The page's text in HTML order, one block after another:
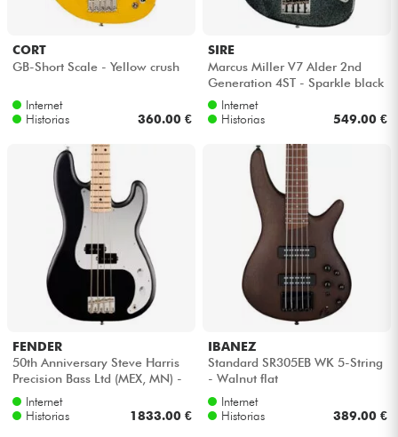
Violines y cuarteto
Niños
HiFi
Bundle
Ver nuestras marcas
CORT
GB-Short Scale - Yellow crush
Internet
Historias
360.00 €
SIRE
Marcus Miller V7 Alder 2nd
Generation 4ST - Sparkle black
Internet
Historias
549.00 €
FENDER
50th Anniversary Steve Harris
Precision Bass Ltd (MEX, MN) -
Satin black
Internet
Historias
1833.00 €
IBANEZ
Standard SR305EB WK 5-String
- Walnut flat
Internet
Historias
389.00 €